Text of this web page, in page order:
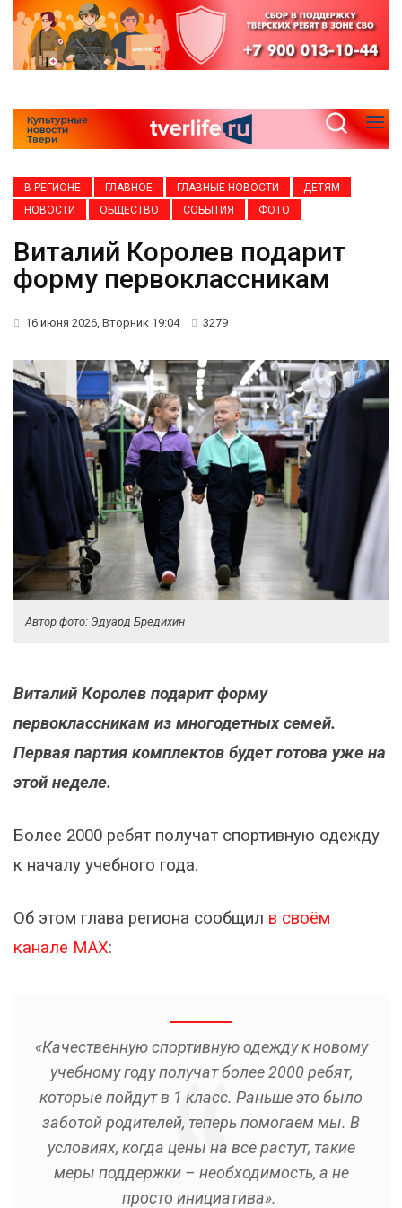
В РЕГИОНЕ ГЛАВНОЕ ГЛАВНЫЕ НОВОСТИ
ДЕТЯМ
НОВОСТИ
ОБЩЕСТВО СОБЫТИЯ ФОТО
Виталий Королев подарит
форму первоклассникам
16 июня 2026, Вторник 19:04 3279
Автор фото: Эдуард Бредихин
Виталий Королев подарит форму
первоклассникам из многодетных семей.
Первая партия комплектов будет готова уже на
этой неделе.
Более 2000 ребят получат спортивную одежду
к началу учебного года.
Об этом глава региона сообщил в своём
канале MAX:
«Качественную спортивную одежду к новому
учебному году получат более 2000 ребят,
которые пойдут в 1 класс. Раньше это было
заботой родителей, теперь помогаем мы. В
условиях, когда цены на всё растут, такие
меры поддержки – необходимость, а не
просто инициатива».